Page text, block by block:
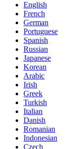
English
French
German
Portuguese
Spanish
Russian
Japanese
Korean
Arabic
Irish
Greek
Turkish
Italian
Danish
Romanian
Indonesian
Czech